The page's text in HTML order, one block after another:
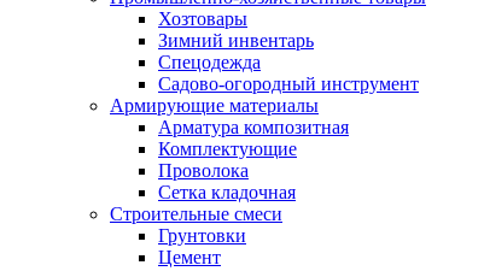
Хозтовары
Зимний инвентарь
Спецодежда
Садово-огородный инструмент
Армирующие материалы
Арматура композитная
Комплектующие
Проволока
Сетка кладочная
Строительные смеси
Грунтовки
Цемент